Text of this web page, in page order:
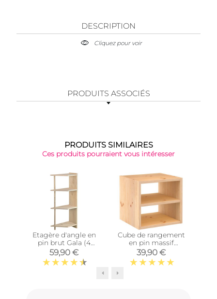
DESCRIPTION
Cliquez pour voir
PRODUITS ASSOCIÉS
PRODUITS SIMILAIRES
Ces produits pourraient vous intéresser
Etagère d'angle en
pin brut Gala (4
tablettes)
59,90 €
Cube de rangement
en pin massif
Dinamic (Tablette
intermédiaire)
39,90 €